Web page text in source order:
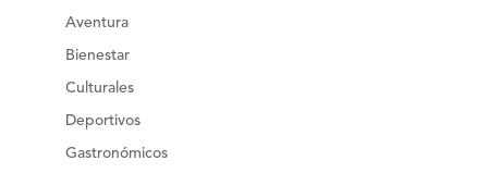
Aventura
Bienestar
Culturales
Deportivos
Gastronómicos